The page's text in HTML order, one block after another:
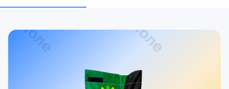
Акції